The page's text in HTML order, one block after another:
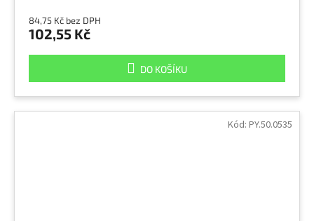
84,75 Kč bez DPH
102,55 Kč
DO KOŠÍKU
Kód: PY.50.0535